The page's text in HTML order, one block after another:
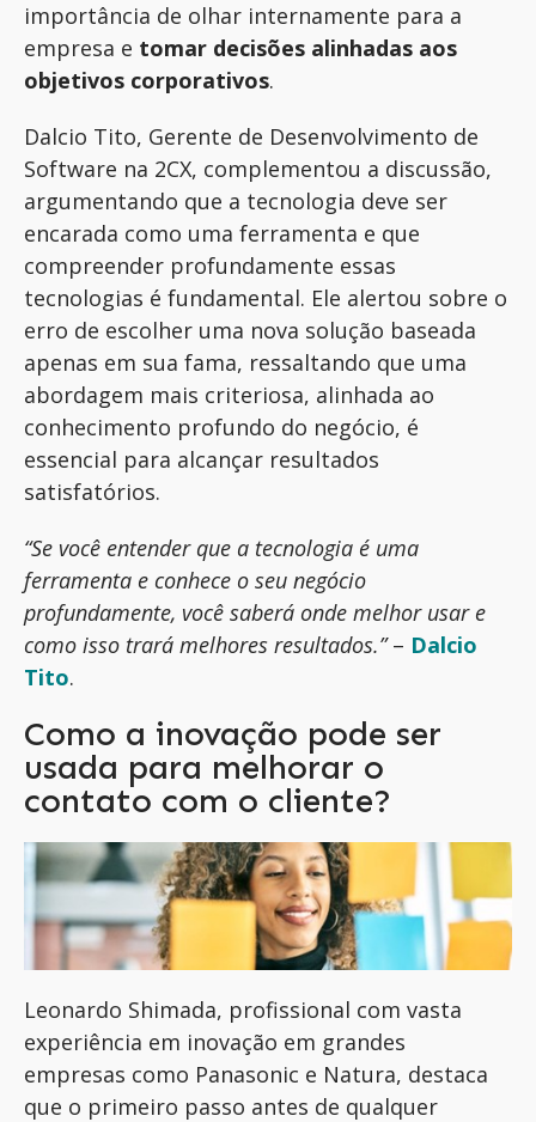
importância de olhar internamente para a
empresa e tomar decisões alinhadas aos
objetivos corporativos.
Dalcio Tito, Gerente de Desenvolvimento de
Software na 2CX, complementou a discussão,
argumentando que a tecnologia deve ser
encarada como uma ferramenta e que
compreender profundamente essas
tecnologias é fundamental. Ele alertou sobre o
erro de escolher uma nova solução baseada
apenas em sua fama, ressaltando que uma
abordagem mais criteriosa, alinhada ao
conhecimento profundo do negócio, é
essencial para alcançar resultados
satisfatórios.
“Se você entender que a tecnologia é uma
ferramenta e conhece o seu negócio
profundamente, você saberá onde melhor usar e
como isso trará melhores resultados.”– Dalcio
Tito.
Como a inovação pode ser
usada para melhorar o
contato com o cliente?
Leonardo Shimada, profissional com vasta
experiência em inovação em grandes
empresas como Panasonic e Natura, destaca
que o primeiro passo antes de qualquer